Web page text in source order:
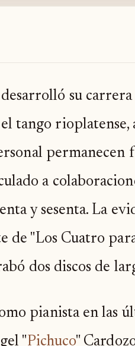
su
tango rioplatense,
permanecen
a
y sesenta. La
de "Los Cuatro
dos discos de
pianista en las
"Pichuco"